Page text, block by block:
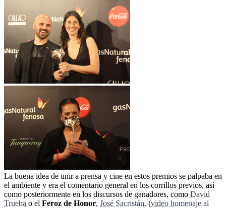
La buena idea de unir a prensa y cine en estos premios se palpaba en
el ambiente y era el comentario general en los corrillos previos, así
como posteriormente en los discursos de ganadores, como David
Trueba o el Feroz de Honor, José Sacristán. (video homenaje al